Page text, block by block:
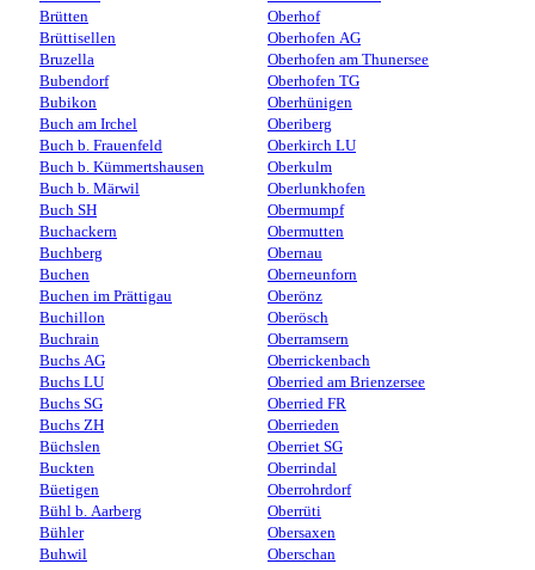
Brütten
Brüttisellen
Bruzella
Bubendorf
Bubikon
Buch am Irchel
Buch b. Frauenfeld
Buch b. Kümmertshausen
Buch b. Märwil
Buch SH
Buchackern
Buchberg
Buchen
Buchen im Prättigau
Buchillon
Buchrain
Buchs AG
Buchs LU
Buchs SG
Buchs ZH
Büchslen
Buckten
Büetigen
Bühl b. Aarberg
Bühler
Buhwil
Oberhof
Oberhofen AG
Oberhofen am Thunersee
Oberhofen TG
Oberhünigen
Oberiberg
Oberkirch LU
Oberkulm
Oberlunkhofen
Obermumpf
Obermutten
Obernau
Oberneunforn
Oberönz
Oberösch
Oberramsern
Oberrickenbach
Oberried am Brienzersee
Oberried FR
Oberrieden
Oberriet SG
Oberrindal
Oberrohrdorf
Oberrüti
Obersaxen
Oberschan